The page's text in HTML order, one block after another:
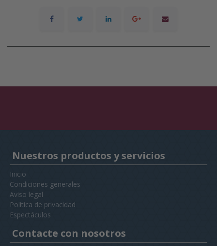
Nuestros productos y servicios
Inicio
Condiciones generales
Aviso legal
Política de privacidad
Espectáculos
Contacte con nosotros